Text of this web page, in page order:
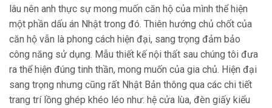
lâu nên anh thực sự mong muốn căn hộ của mình thể hiện
một phần dấu án Nhật trong đó. Thiên hướng chủ chốt của
căn hộ vẫn là phong cách hiện đại, sang trọng đảm bảo
công năng sử dụng. Mẫu thiết kế nội thất sau chúng tôi đưa
ra thể hiện đúng tinh thần, mong muốn của gia chủ. Hiện đại
sang trọng nhưng cũng rất Nhật Bản thông qua các chi tiết
trang trí lồng ghép khéo léo như: hệ cửa lùa, đèn giấy kiểu